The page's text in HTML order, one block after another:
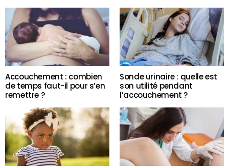
Accouchement : combien
de temps faut-il pour s’en
remettre ?
Sonde urinaire : quelle est
son utilité pendant
l’accouchement ?